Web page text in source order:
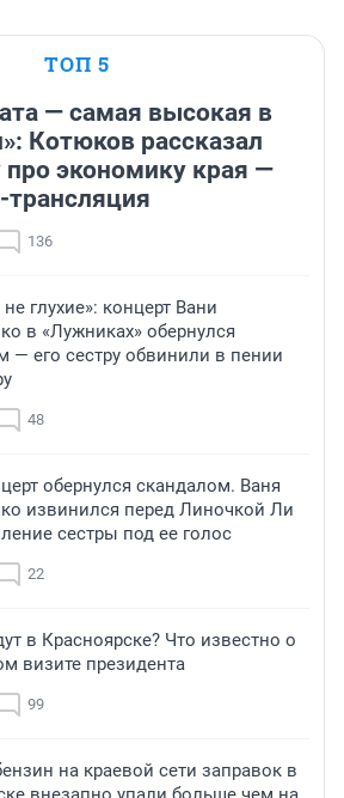
ТОП 5
— самая высокая в
Котюков рассказал
про экономику края —
трансляция
136
глухие»: концерт Вани
в «Лужниках» обернулся
— его сестру обвинили в пении
48
обернулся скандалом. Ваня
извинился перед Линочкой Ли
сестры под ее голос
22
в Красноярске? Что известно о
визите президента
99
на краевой сети заправок в